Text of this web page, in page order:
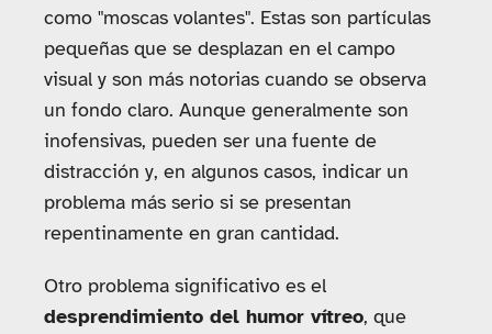
como "moscas volantes". Estas son partículas
pequeñas que se desplazan en el campo
visual y son más notorias cuando se observa
un fondo claro. Aunque generalmente son
inofensivas, pueden ser una fuente de
distracción y, en algunos casos, indicar un
problema más serio si se presentan
repentinamente en gran cantidad.
Otro problema significativo es el
desprendimiento del humor vítreo, que